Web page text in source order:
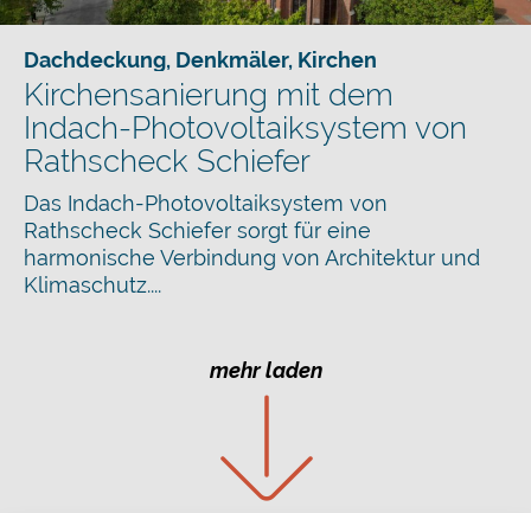
Dachdeckung, Denkmäler, Kirchen
Kirchensanierung mit dem
Indach-Photovoltaiksystem von
Rathscheck Schiefer
Das Indach-Photovoltaiksystem von
Rathscheck Schiefer sorgt für eine
harmonische Verbindung von Architektur und
Klimaschutz....
mehr laden